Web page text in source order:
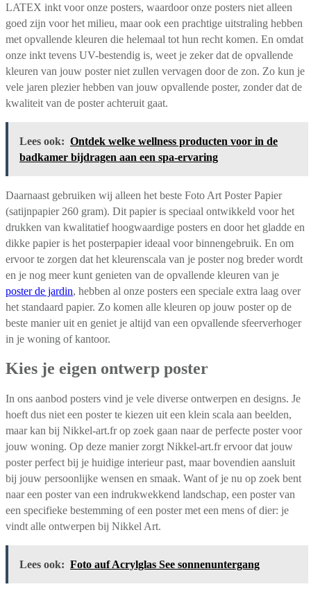
LATEX inkt voor onze posters, waardoor onze posters niet alleen
goed zijn voor het milieu, maar ook een prachtige uitstraling hebben
met opvallende kleuren die helemaal tot hun recht komen. En omdat
onze inkt tevens UV-bestendig is, weet je zeker dat de opvallende
kleuren van jouw poster niet zullen vervagen door de zon. Zo kun je
vele jaren plezier hebben van jouw opvallende poster, zonder dat de
kwaliteit van de poster achteruit gaat.
Lees ook: Ontdek welke wellness producten voor in de
badkamer bijdragen aan een spa-ervaring
Daarnaast gebruiken wij alleen het beste Foto Art Poster Papier
(satijnpapier 260 gram). Dit papier is speciaal ontwikkeld voor het
drukken van kwalitatief hoogwaardige posters en door het gladde en
dikke papier is het posterpapier ideaal voor binnengebruik. En om
ervoor te zorgen dat het kleurenscala van je poster nog breder wordt
en je nog meer kunt genieten van de opvallende kleuren van je
poster de jardin, hebben al onze posters een speciale extra laag over
het standaard papier. Zo komen alle kleuren op jouw poster op de
beste manier uit en geniet je altijd van een opvallende sfeerverhoger
in je woning of kantoor.
Kies je eigen ontwerp poster
In ons aanbod posters vind je vele diverse ontwerpen en designs. Je
hoeft dus niet een poster te kiezen uit een klein scala aan beelden,
maar kan bij Nikkel-art.fr op zoek gaan naar de perfecte poster voor
jouw woning. Op deze manier zorgt Nikkel-art.fr ervoor dat jouw
poster perfect bij je huidige interieur past, maar bovendien aansluit
bij jouw persoonlijke wensen en smaak. Want of je nu op zoek bent
naar een poster van een indrukwekkend landschap, een poster van
een specifieke bestemming of een poster met een mens of dier: je
vindt alle ontwerpen bij Nikkel Art.
Lees ook: Foto auf Acrylglas See sonnenuntergang